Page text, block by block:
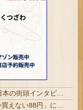
海外「日本がキラキラして見える…」 日本の街頭インタビューに登場した女子高生4人組がエモすぎると話題に
【画像あり】昨日の銀だこ、「88人しか買えない88円」に大行列をなす都民コチラｗｗｗｗｗ